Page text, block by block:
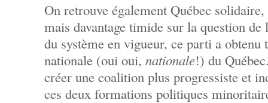
On retrouve également Québec
mais davantage timide sur la question
du système en vigueur, ce parti a obtenu
nationale (oui oui, nationale!) du
créer une coalition plus progressiste et
ces deux formations politiques